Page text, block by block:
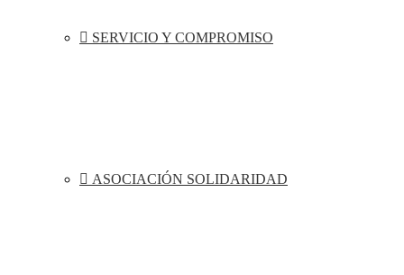
SERVICIO Y COMPROMISO
ASOCIACIÓN SOLIDARIDAD